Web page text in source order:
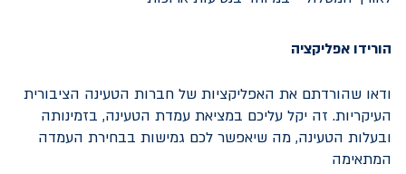
הורידו אפליקציה
ודאו שהורדתם את האפליקציות של חברות הטעינה הציבורית
העיקריות. זה יקל עליכם במציאת עמדת הטעינה, בזמינותה
ובעלות הטעינה, מה שיאפשר לכם גמישות בבחירת העמדה
המתאימה